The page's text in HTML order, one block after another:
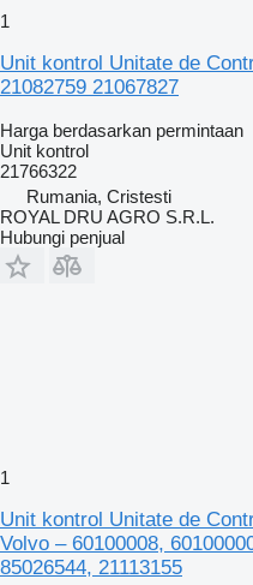
1
Unit kontrol Unitate de
21082759 21067827
Harga berdasarkan permintaan
Unit kontrol
21766322
Rumania, Cristesti
ROYAL DRU AGRO S.R.L.
Hubungi penjual
1
Unit kontrol Unitate de
Volvo – 60100008,
85026544, 21113155